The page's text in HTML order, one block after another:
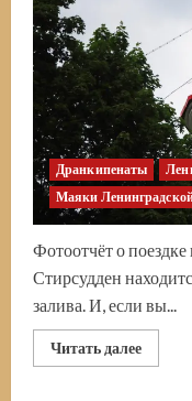
Дранкипенаты
Маяки
Фотоотчёт о
Стирсудден
залива. И, если вы...
Читать далее
больше